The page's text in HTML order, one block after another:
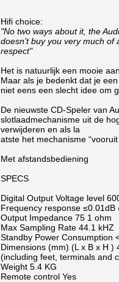
Hifi choice:
"No two ways about it, the
doesn’t buy you very much
respect"
Het is natuurlijk een mooie
Maar als je bedenkt dat je
niet eens een slecht idee om
De nieuwste CD-Speler van
slotlaadmechanisme uit de
verwijderen en als la
atste het mechanisme
Met afstandsbediening
SPECS
Digital Output Voltage level
Frequency response ≤0.01dB
Output Impedance 75 1 ohm
Max Sampling Rate 44.1 kHZ
Standby Power Consumption
Dimensions (mm) (L x B x H )
(including feet, terminals and
Weight 5.4 KG
Remote control Yes